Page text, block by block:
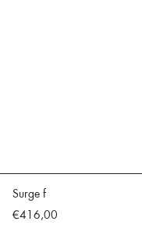
Surge f
€416,00